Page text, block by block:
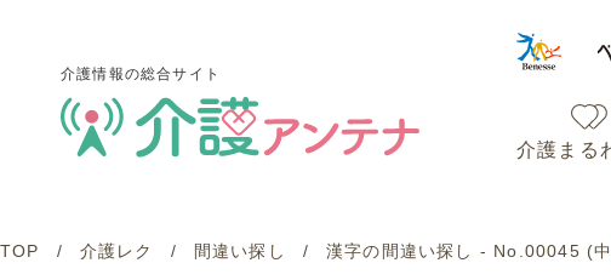
介護情報の総合サイト
介護まる
介護情報の総合サイト
TOP 介護レク 間違い探し 漢字の間違い探し - No.00045 (